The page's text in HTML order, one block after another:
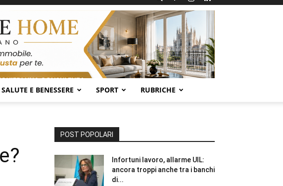
SALUTE E BENESSERE SPORT RUBRICHE
POST POPOLARI
Infortuni lavoro, allarme UIL:
ancora troppi anche tra i banchi
di...